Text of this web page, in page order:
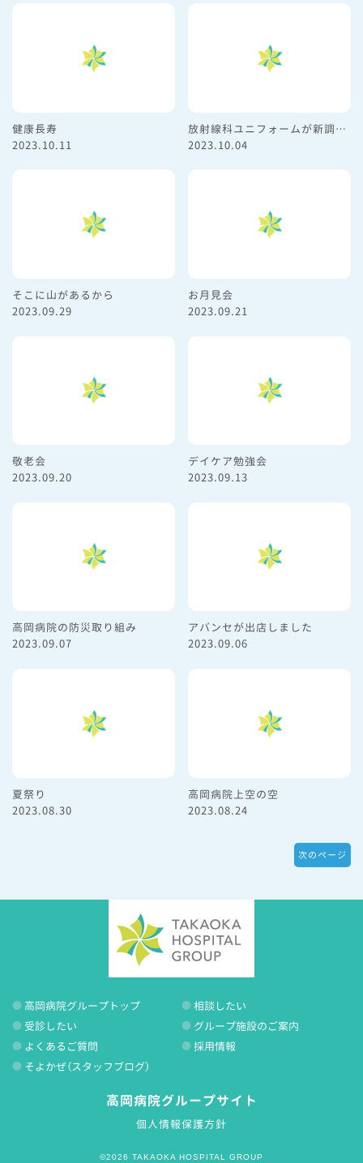
健康長寿
2023.10.11
放射線科ユニフォームが新調されました
2023.10.04
そこに山があるから
2023.09.29
お月見会
2023.09.21
敬老会
2023.09.20
デイケア勉強会
2023.09.13
高岡病院の防災取り組み
2023.09.07
アバンセが出店しました
2023.09.06
夏祭り
2023.08.30
高岡病院上空の空
2023.08.24
次のページ
高岡病院グループトップ
相談したい
受診したい
グループ施設のご案内
よくあるご質問
採用情報
そよかぜ（スタッフブログ）
高岡病院グループサイト
個人情報保護方針
©2026 TAKAOKA HOSPITAL GROUP